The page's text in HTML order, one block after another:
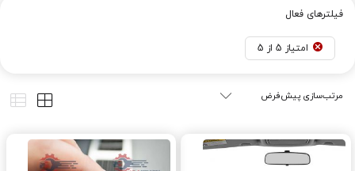
فیلترهای فعال
امتیاز 5 از 5